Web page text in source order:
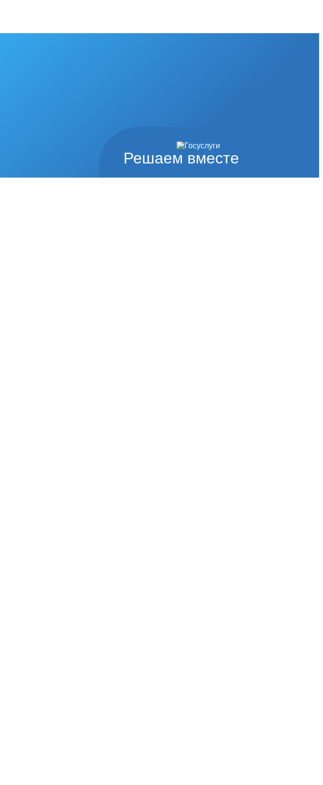
Решаем вместе